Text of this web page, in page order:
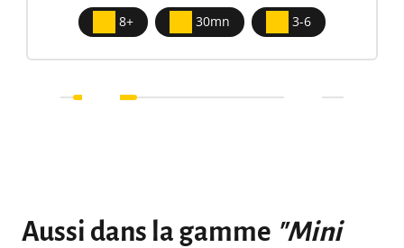
8+ 30mn 3-6
Aussi dans la gamme "Mini